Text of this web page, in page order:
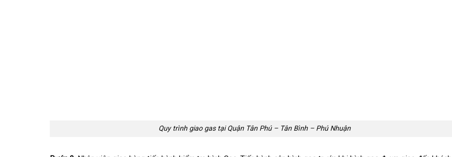
Quy trình giao gas tại Quận Tân Phú – Tân Bình – Phú Nhuận